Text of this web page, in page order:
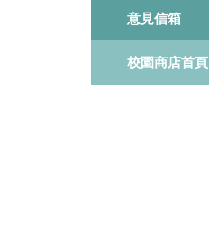
意見信箱
校園商店首頁